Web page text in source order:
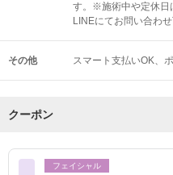
す。※施術中や定休日
LINEにてお問い合わせ
その他 スマート支払いOK
クーポン
フェイシャル